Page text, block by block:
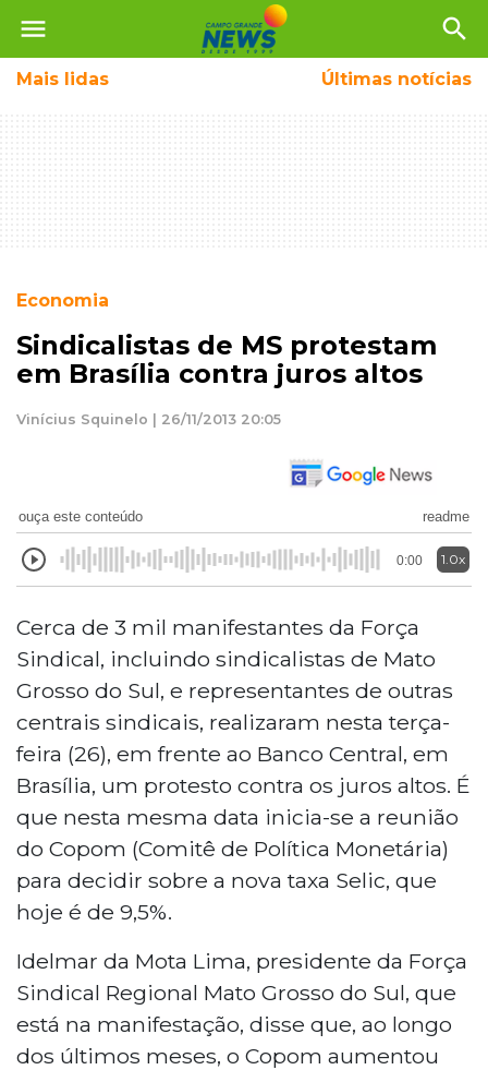
menu search
Mais lidas Últimas notícias
Economia
Sindicalistas de MS protestam
em Brasília contra juros altos
Vinícius Squinelo | 26/11/2013 20:05
ouça este conteúdo readme
0:00 1.0x
Cerca de 3 mil manifestantes da Força
Sindical, incluindo sindicalistas de Mato
Grosso do Sul, e representantes de outras
centrais sindicais, realizaram nesta terça-
feira (26), em frente ao Banco Central, em
Brasília, um protesto contra os juros altos. É
que nesta mesma data inicia-se a reunião
do Copom (Comitê de Política Monetária)
para decidir sobre a nova taxa Selic, que
hoje é de 9,5%.
Idelmar da Mota Lima, presidente da Força
Sindical Regional Mato Grosso do Sul, que
está na manifestação, disse que, ao longo
dos últimos meses, o Copom aumentou